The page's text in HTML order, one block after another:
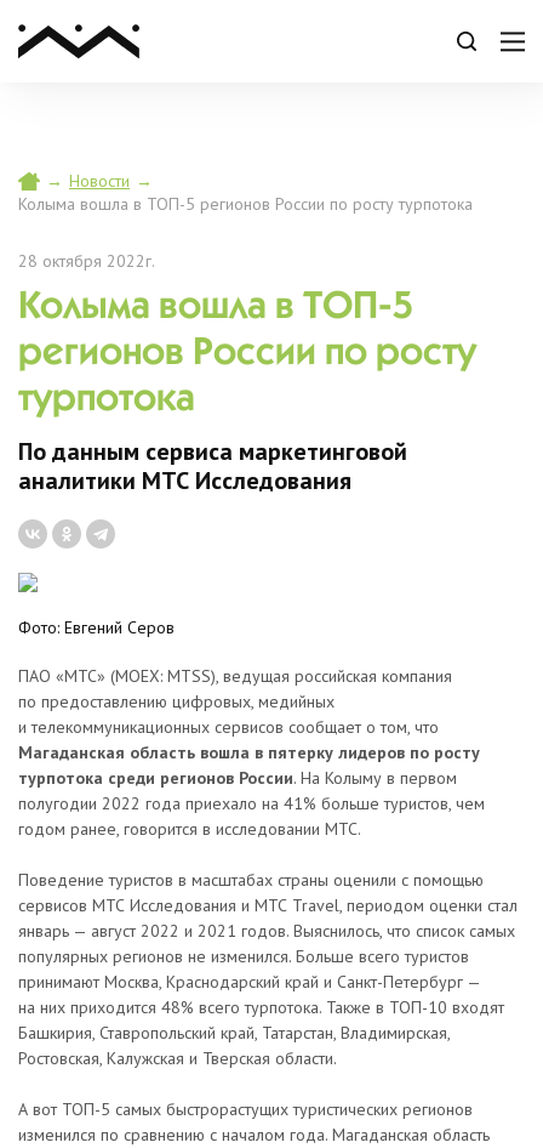
→ Новости →
Колыма вошла в ТОП-5 регионов России по росту турпотока
28 октября 2022г.
Колыма вошла в ТОП-5
регионов России по росту
турпотока
По данным сервиса маркетинговой
аналитики МТС Исследования
Фото: Евгений Серов
ПАО «МТС» (MOEX: MTSS), ведущая российская компания
по предоставлению цифровых, медийных
и телекоммуникационных сервисов сообщает о том, что
Магаданская область вошла в пятерку лидеров по росту
турпотока среди регионов России. На Колыму в первом
полугодии 2022 года приехало на 41% больше туристов, чем
годом ранее, говорится в исследовании МТС.
Поведение туристов в масштабах страны оценили с помощью
сервисов МТС Исследования и МТС Travel, периодом оценки стал
январь — август 2022 и 2021 годов. Выяснилось, что список самых
популярных регионов не изменился. Больше всего туристов
принимают Москва, Краснодарский край и Санкт-Петербург —
на них приходится 48% всего турпотока. Также в ТОП-10 входят
Башкирия, Ставропольский край, Татарстан, Владимирская,
Ростовская, Калужская и Тверская области.
А вот ТОП-5 самых быстрорастущих туристических регионов
изменился по сравнению с началом года. Магаданская область